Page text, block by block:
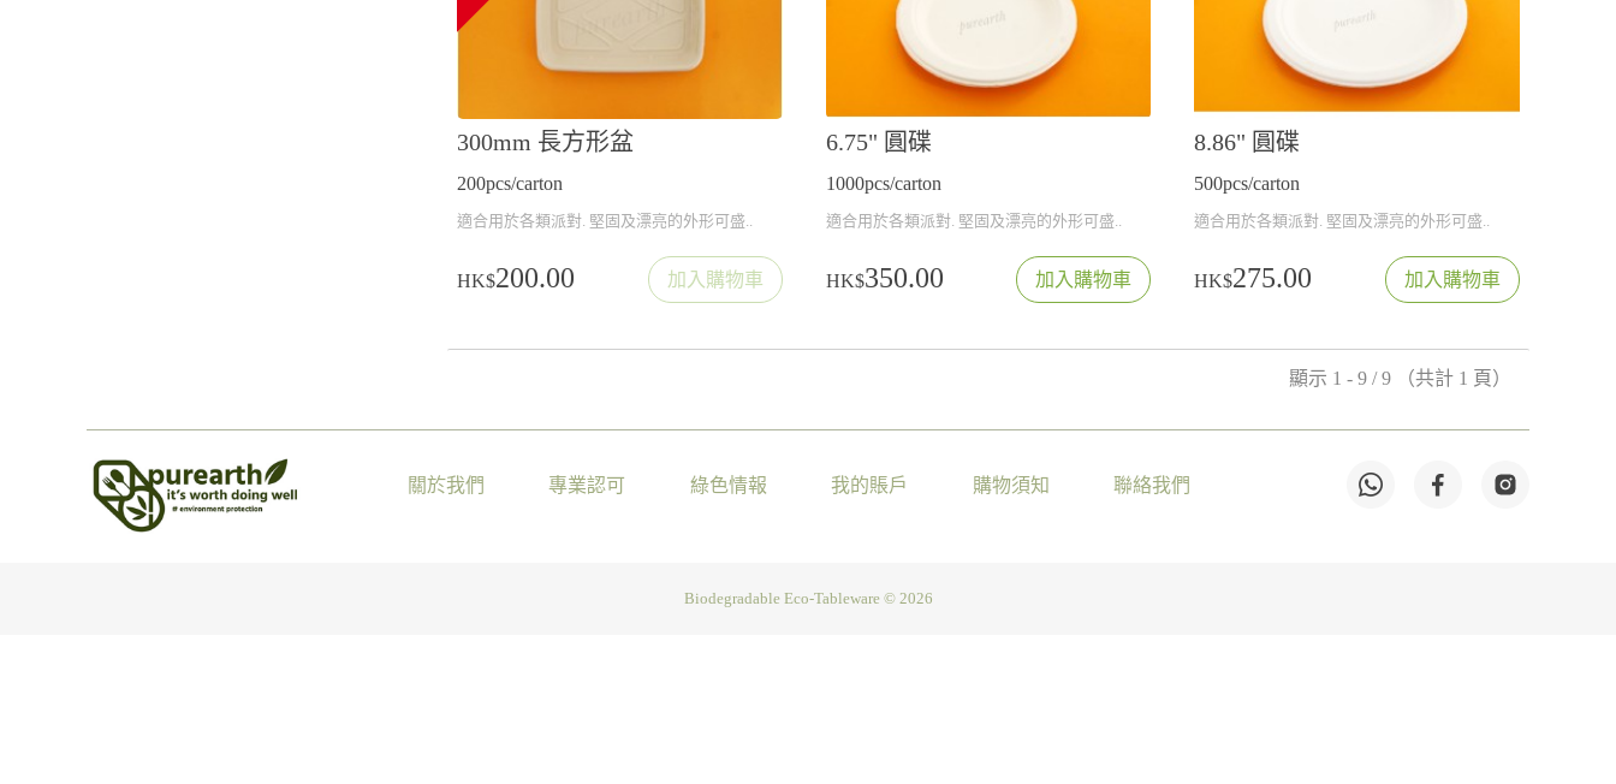
300mm 長方形盆
200pcs/carton
適合用於各類派對. 堅固及漂亮的外形可盛..
HK$200.00 加入購物車
6.75" 圓碟
1000pcs/carton
適合用於各類派對. 堅固及漂亮的外形可盛..
HK$350.00 加入購物車
8.86" 圓碟
500pcs/carton
適合用於各類派對. 堅固及漂亮的外形可盛..
HK$275.00 加入購物車
顯示 1 - 9 / 9 （共計 1 頁）
關於我們 專業認可 綠色情報 我的賬戶 購物須知 聯絡我們
Biodegradable Eco-Tableware © 2026